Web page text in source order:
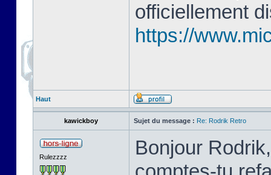
officiellement
https://
Haut
kawickboy Sujet du message : Re: Rodrik Retro
Rulezzzz
Bonjour